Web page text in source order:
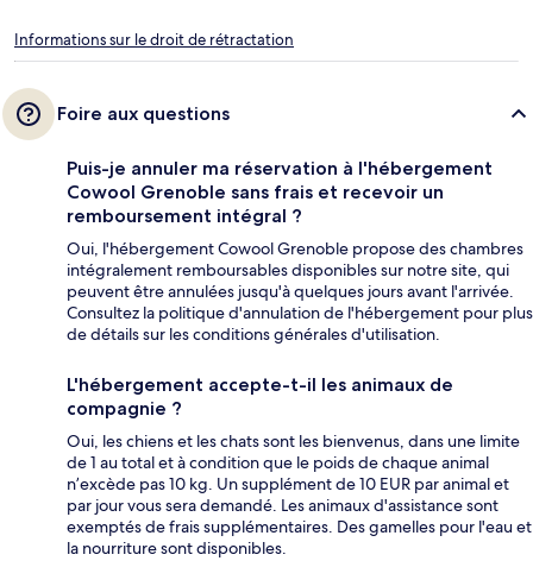
Informations sur le droit de rétractation
Foire aux questions
Puis-je annuler ma réservation à l'hébergement
Cowool Grenoble sans frais et recevoir un
remboursement intégral ?
Oui, l'hébergement Cowool Grenoble propose des chambres
intégralement remboursables disponibles sur notre site, qui
peuvent être annulées jusqu'à quelques jours avant l'arrivée.
Consultez la politique d'annulation de l'hébergement pour plus
de détails sur les conditions générales d'utilisation.
L'hébergement accepte-t-il les animaux de
compagnie ?
Oui, les chiens et les chats sont les bienvenus, dans une limite
de 1 au total et à condition que le poids de chaque animal
n’excède pas 10 kg. Un supplément de 10 EUR par animal et
par jour vous sera demandé. Les animaux d'assistance sont
exemptés de frais supplémentaires. Des gamelles pour l'eau et
la nourriture sont disponibles.